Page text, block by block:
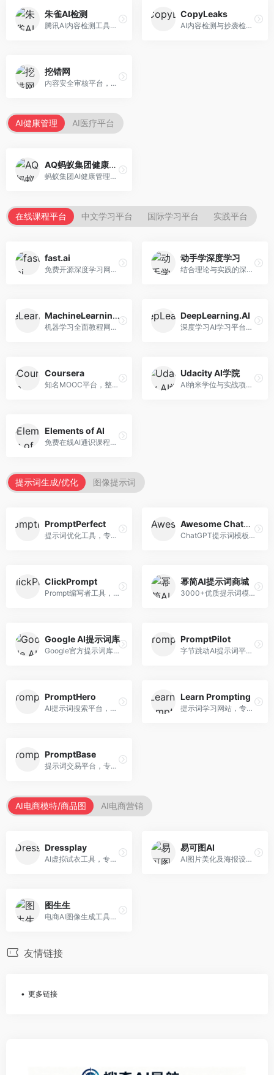
朱雀AI检测
腾讯AI内容检测工具，专注于中文内容识别。面向中文用户，提供AI内容检测、文本分析、报告生成等服务，中文检测专业。
CopyLeaks
AI内容检测与抄袭检测平台，专注于内容原创性验证。面向教育机构和出版商，提供AI检测、抄袭检测、多语言支持等服务，检测全面。
挖错网
内容安全审核平台，专注于违规内容检测。面向企业和平台，提供内容审核、敏感词检测、风险预警等服务，安全审核专业。
AI健康管理 AI医疗平台
AQ蚂蚁集团健康管家
蚂蚁集团AI健康管理服务，专注于个人健康监测。面向个人用户，提供健康评估、慢病管理、健康建议等服务，健康管理便捷。
在线课程平台 中文学习平台 国际学习平台 实践平台
fast.ai
免费开源深度学习网站，专注于实用AI教学。面向开发者，提供免费深度学习课程、实战项目、代码库等资源，学习门槛低。
动手学深度学习
结合理论与实践的深度学习教材，专注于代码驱动学习。面向学生和开发者，提供深度学习理论、代码实现、练习题等资源，学习体验好。
MachineLearningMastery
机器学习全面教程网站，专注于实用技能教学。面向开发者，提供机器学习算法、Python实现、项目实战等教程，实用性强。
DeepLearning.AI
深度学习AI学习平台，由吴恩达创立。面向AI学习者，提供深度学习专项课程、AI新闻、技术社区等资源，课程质量权威。
Coursera
知名MOOC平台，整合全球顶尖大学课程资源。面向学习者，提供AI、机器学习、深度学习等课程，证书认可度高，课程质量专业。
Udacity AI学院
AI纳米学位与实战项目平台，专注于职业导向学习。面向AI从业者，提供机器学习、深度学习、计算机视觉等纳米学位，项目实战性强。
Elements of AI
免费在线AI通识课程，专注于AI基础知识普及。面向普通大众，提供AI概念、原理、应用等入门知识，语言通俗易懂。
提示词生成/优化 图像提示词
PromptPerfect
提示词优化工具，专注于提示词质量提升。面向AI用户，提供提示词优化、效果测试、版本对比等服务，提示词优化专业。
Awesome ChatGPT Prompts
ChatGPT提示词模板库，专注于实用提示词收集。面向ChatGPT用户，提供提示词模板、使用场景、效果展示等资源，模板实用性强。
ClickPrompt
Prompt编写者工具，专注于提示词创作辅助。面向提示词创作者，提供提示词编辑、测试、分享等服务，创作工具完善。
幂简AI提示词商城
3000+优质提示词模板平台，专注于中文提示词。面向中文AI用户，提供提示词模板、分类检索、一键使用等服务，中文提示词丰富。
Google AI提示词库
Google官方提示词库，专注于Gemini模型优化。面向开发者，提供官方提示词指南、最佳实践、示例代码等资源，权威性强。
PromptPilot
字节跳动AI提示词平台，专注于提示词优化与管理。面向AI用户，提供提示词优化、效果测试、团队协作等服务，企业级功能完善。
PromptHero
AI提示词搜索平台，整合多种AI工具提示词资源。面向AI创作者，提供提示词搜索、模板库、社区分享等服务，提示词资源丰富。
Learn Prompting
提示词学习网站，专注于提示词工程教育。面向AI学习者，提供提示词教程、最佳实践、案例研究等资源，教学内容系统。
PromptBase
提示词交易平台，专注于高质量提示词买卖。面向AI创作者，提供提示词交易、模板购买、创作者收益等服务，提示词质量高。
AI电商模特/商品图 AI电商营销
Dressplay
AI虚拟试衣工具，专注于服装电商体验。面向服装电商，提供虚拟试穿、尺码推荐、穿搭建议等服务，试衣体验真实。
易可图AI
AI图片美化及海报设计平台，专注于电商视觉设计。面向电商卖家，提供图片美化、海报设计、营销素材等服务，设计效率高。
图生生
电商AI图像生成工具，专注于商品图创作。面向电商卖家，提供商品图生成、背景替换、批量处理等服务，商品图质量高。
友情链接
更多链接